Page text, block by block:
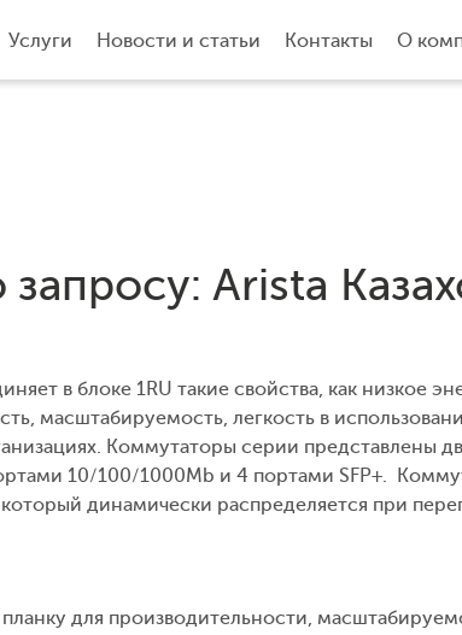
Услуги Новости и статьи Контакты О
Arista
в блоке 1RU такие свойства, как низкое
масштабируемость, легкость в
Коммутаторы серии представлены
10/100/1000Mb и 4 портами SFP+.
динамически распределяется при
для производительности,